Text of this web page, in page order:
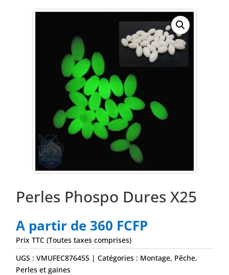
Perles Phospo Dures X25
A partir de 360 FCFP
Prix TTC (Toutes taxes comprises)
UGS :VMUFEC876455 Catégories : Montage, Pêche,
Perles et gaines